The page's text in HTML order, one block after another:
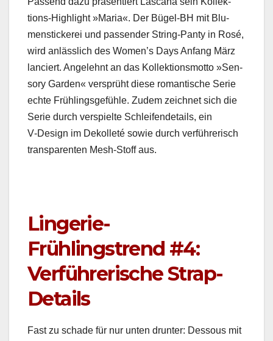
tions-High­light »Maria«. Der Bügel-BH mit Blu­
men­stick­erei und passender String-Panty in Rosé,
wird anlässlich des Women’s Days Anfang März
lanciert. Angelehnt an das Kollek­tion­s­mot­to »Sen­
so­ry Gar­den« ver­sprüht diese roman­tis­che Serie
echte Früh­lings­ge­füh­le. Zudem zeich­net sich die
Serie durch ver­spielte Schleifend­e­tails, ein
V‑Design im Dekol­leté sowie durch ver­führerisch
trans­par­enten Mesh-Stoff aus.
Lingerie-
Frühlingstrend #4:
Verführerische Strap-
Details
Fast zu schade für nur unten drunter: Dessous mit